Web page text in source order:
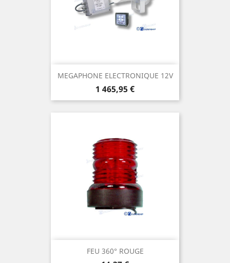
MEGAPHONE ELECTRONIQUE 12V
Prix
1 465,95 €
FEU 360° ROUGE